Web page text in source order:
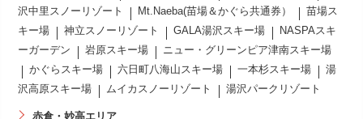
沢中里スノーリゾート
Mt.Naeba(苗場＆かぐら共通券）
苗場ス
キー場
神立スノーリゾート GALA湯沢スキー場
NASPAスキ
ーガーデン
岩原スキー場
ニュー・グリーンピア津南スキー場
かぐらスキー場
六日町八海山スキー場 一本杉スキー場
湯
沢高原スキー場
ムイカスノーリゾート 湯沢パークリゾート